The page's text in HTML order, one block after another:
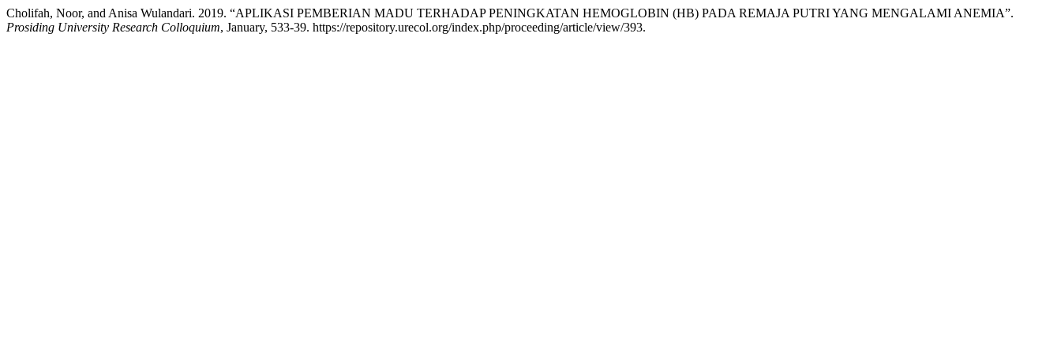
Cholifah, Noor, and Anisa Wulandari. 2019. “APLIKASI PEMBERIAN MADU TERHADAP PENINGKATAN HEMOGLOBIN (HB) PADA REMAJA PUTRI YANG MENGALAMI ANEMIA”.
Prosiding University Research Colloquium, January, 533-39. https://repository.urecol.org/index.php/proceeding/article/view/393.